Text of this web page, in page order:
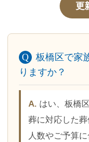
更
板橋区で家
りますか？
はい、板橋
葬に対応した
人数やご予算